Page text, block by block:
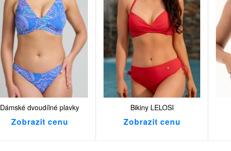
Dámské dvoudílné plavky
Zobrazit cenu
Bikiny LELOSI
Zobrazit cenu